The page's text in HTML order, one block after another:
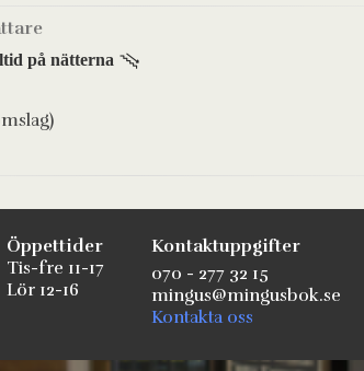
på nätterna
Öppettider
Tis-fre 11-17
Lör 12-16
Kontaktuppgifter
070 - 277 32 15
mingus@mingusbok.se
Kontakta oss